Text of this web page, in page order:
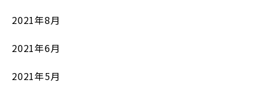
2021年8月
2021年6月
2021年5月